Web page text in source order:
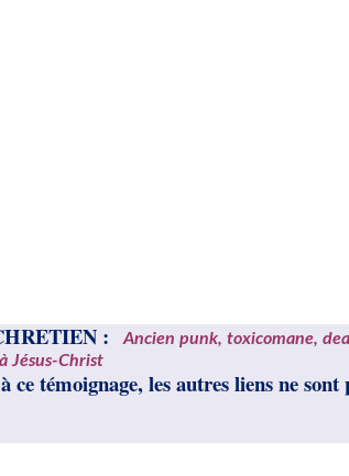
:
Ancien punk, toxicomane,
Jésus-Christ
ce témoignage, les autres liens ne sont